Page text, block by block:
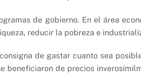
de gobierno. En el área
reducir la pobreza e
de gastar cuanto sea
beneficiaron de precios